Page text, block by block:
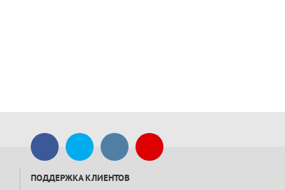
ПОДДЕРЖКА КЛИЕНТОВ